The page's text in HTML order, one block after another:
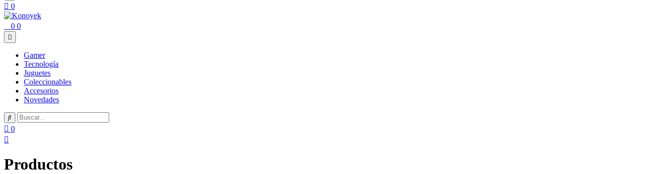
0
0 0
Gamer
Tecnología
Juguetes
Coleccionables
Accesorios
Novedades
0
Productos